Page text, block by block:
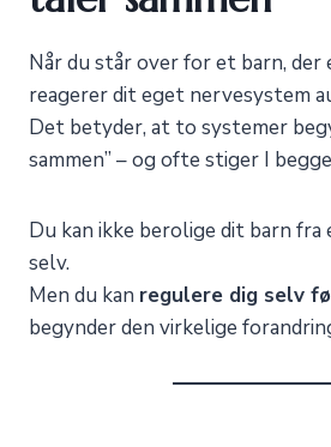
Når du står over for et barn,
reagerer dit eget nervesystem
Det betyder, at to systemer
sammen” – og ofte stiger I
Du kan ikke berolige dit barn
selv.
Men du kan regulere dig selv
begynder den virkelige